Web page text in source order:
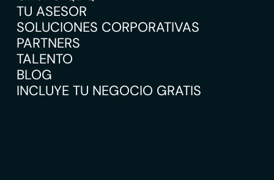
TU ASESOR
SOLUCIONES CORPORATIVAS
PARTNERS
TALENTO
BLOG
INCLUYE TU NEGOCIO GRATIS